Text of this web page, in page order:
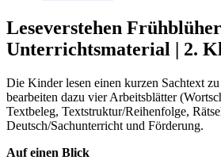
Leseverstehen
Unterrichtsmaterial | 2.
Die Kinder lesen einen kurzen Sachtext
bearbeiten dazu vier Arbeitsblätter
Textbeleg, Textstruktur/Reihenfolge,
Deutsch/Sachunterricht und Förderung.
Auf einen Blick